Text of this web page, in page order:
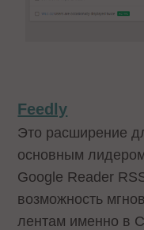
Feedly
Это расширение
основным
Google Reader
возможность
лентам именно в